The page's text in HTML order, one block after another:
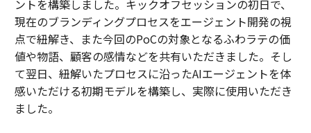
ントを構築しました。キックオフセッションの初日で、
現在のブランディングプロセスをエージェント開発の視
点で紐解き、また今回のPoCの対象となるふわラテの価
値や物語、顧客の感情などを共有いただきました。そし
て翌日、紐解いたプロセスに沿ったAIエージェントを体
感いただける初期モデルを構築し、実際に使用いただき
ました。